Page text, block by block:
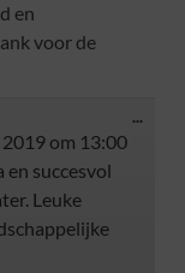
en
voor de
2019 om 13:00
en succesvol
Leuke
...